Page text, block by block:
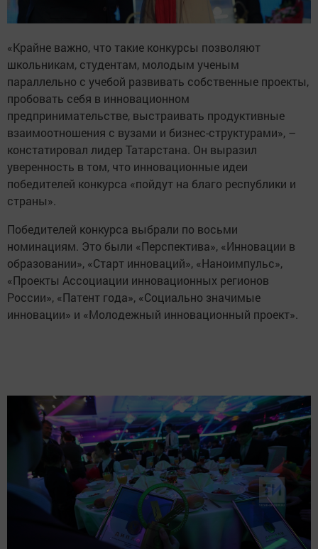
«Крайне важно, что такие конкурсы позволяют
школьникам, студентам, молодым ученым
параллельно с учебой развивать собственные проекты,
пробовать себя в инновационном
предпринимательстве, выстраивать продуктивные
взаимоотношения с вузами и бизнес-структурами», –
констатировал лидер Татарстана. Он выразил
уверенность в том, что инновационные идеи
победителей конкурса «пойдут на благо республики и
страны».
Победителей конкурса выбрали по восьми
номинациям. Это были «Перспектива», «Инновации в
образовании», «Старт инноваций», «Наноимпульс»,
«Проекты Ассоциации инновационных регионов
России», «Патент года», «Социально значимые
инновации» и «Молодежный инновационный проект».